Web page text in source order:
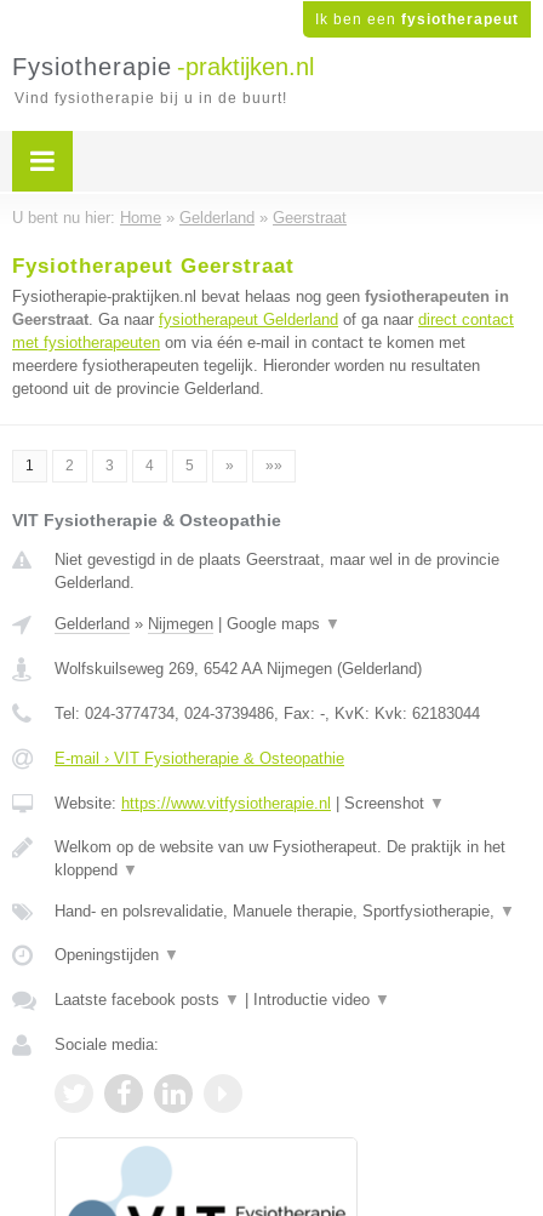
Ik ben een fysiotherapeut
Fysiotherapie -praktijken.nl
Vind fysiotherapie bij u in de buurt!
U bent nu hier: Home » Gelderland » Geerstraat
Fysiotherapeut Geerstraat
Fysiotherapie-praktijken.nl bevat helaas nog geen fysiotherapeuten in
Geerstraat. Ga naar fysiotherapeut Gelderland of ga naar direct contact
met fysiotherapeuten om via één e-mail in contact te komen met
meerdere fysiotherapeuten tegelijk. Hieronder worden nu resultaten
getoond uit de provincie Gelderland.
1 2 3 4 5 » »»
VIT Fysiotherapie & Osteopathie
Niet gevestigd in de plaats Geerstraat, maar wel in de provincie
Gelderland.
Gelderland » Nijmegen Google maps ▼
Wolfskuilseweg 269, 6542 AA Nijmegen (Gelderland)
Tel: 024-3774734, 024-3739486, Fax: -, KvK: Kvk: 62183044
E-mail › VIT Fysiotherapie & Osteopathie
Website: https://www.vitfysiotherapie.nl Screenshot ▼
Welkom op de website van uw Fysiotherapeut. De praktijk in het
kloppend ▼
Hand- en polsrevalidatie, Manuele therapie, Sportfysiotherapie, ▼
Openingstijden ▼
Laatste facebook posts ▼ Introductie video ▼
Sociale media: